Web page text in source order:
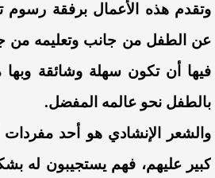
وتقدم هذه الأعمال برفقة رسوم
عن الطفل من جانب وتعليمه من
فيها أن تكون سهلة وشائقة
بالطفل نحو عالمه المفضل.
والشعر الإنشادي هو أحد مفردات
كبير عليهم، فهم يستجيبون له